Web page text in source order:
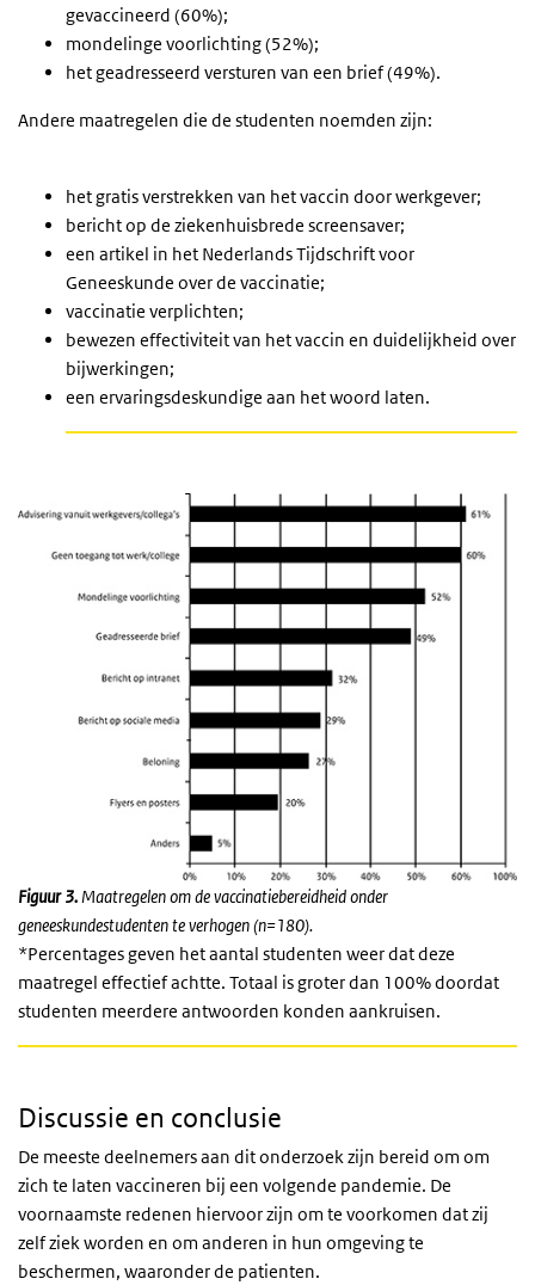
gevaccineerd (60%);
mondelinge voorlichting (52%);
het geadresseerd versturen van een brief (49%).
Andere maatregelen die de studenten noemden zijn:
het gratis verstrekken van het vaccin door werkgever;
bericht op de ziekenhuisbrede screensaver;
een artikel in het Nederlands Tijdschrift voor
Geneeskunde over de vaccinatie;
vaccinatie verplichten;
bewezen effectiviteit van het vaccin en duidelijkheid over
bijwerkingen;
een ervaringsdeskundige aan het woord laten.
Figuur 3.Maatregelen om de vaccinatiebereidheid onder
geneeskundestudenten te verhogen (n=180).
*Percentages geven het aantal studenten weer dat deze
maatregel effectief achtte. Totaal is groter dan 100% doordat
studenten meerdere antwoorden konden aankruisen.
Discussie en conclusie
De meeste deelnemers aan dit onderzoek zijn bereid om om
zich te laten vaccineren bij een volgende pandemie. De
voornaamste redenen hiervoor zijn om te voorkomen dat zij
zelf ziek worden en om anderen in hun omgeving te
beschermen, waaronder de patienten.